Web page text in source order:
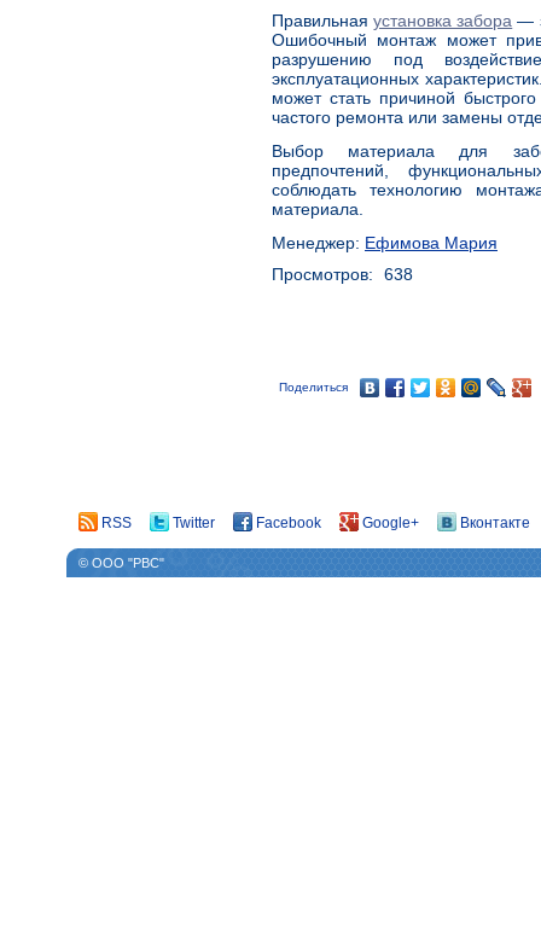
Правильнаяустановка забора —
Ошибочный монтаж может
разрушению под
эксплуатационных
может стать причиной
частого ремонта или замены
Выбор материала для
предпочтений,
соблюдать технологию
материала.
Менеджер: Ефимова Мария
Просмотров:
638
Поделиться
RSS Twitter Facebook Google+ Вконтакте
© ООО "РВС"